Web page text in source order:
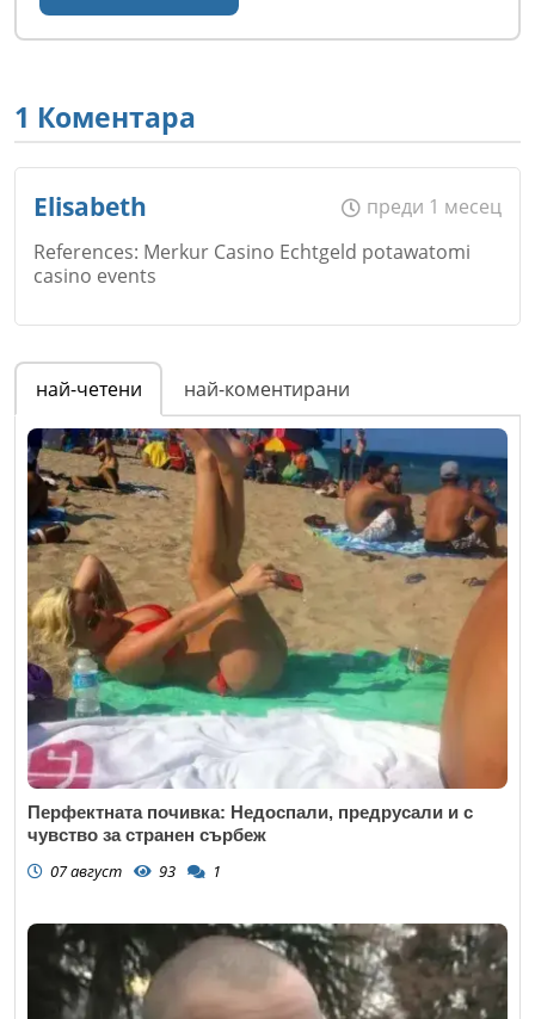
1 Коментара
Elisabeth
преди 1 месец
References: Merkur Casino Echtgeld potawatomi
casino events
Име*
Email
Коментар*
най-четени най-коментирани
Перфектната почивка: Недоспали, предрусали и с
чувство за странен сърбеж
07 август 93 1